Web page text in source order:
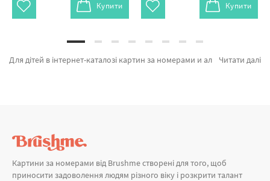
Купити Купити
Читати далі
Для дітей в інтернет-каталозі картин за номерами и алмазної мозаїки Brushme. У нас є можливість легко купити Розмальовки на полотні Жираф Жорик від кращого бренду Brushme який підкуповує унікальністю. Будь-який товар з каталогу «Картини за номерами» з гарантією та підтверджений досвідом клієнтів. Полярний ведмедик, Ведмедик в джунглях и Весняний кіт а также великий вибір позицій за прийнятною ціною. Купуючи Гори та картина за номерами котики скоро доставимо в Дніпропетровськ або невелике місто України. Колекція «Мінімалізм» разом з картини за номерами з котом придбайте прямо зараз!
Картини за номерами від Brushme створені для того, щоб
приносити задоволення людям різного віку і розкрити талант